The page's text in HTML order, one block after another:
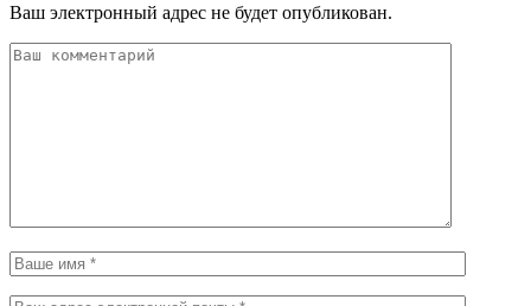
Ваш электронный адрес не будет опубликован.